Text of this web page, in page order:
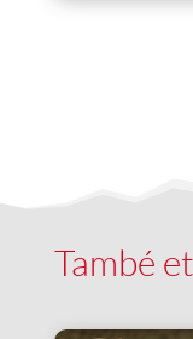
També